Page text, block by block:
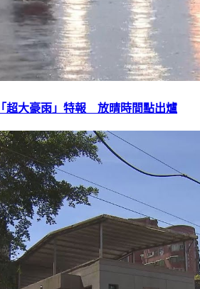
超大豪雨」特報 放晴時間點出爐